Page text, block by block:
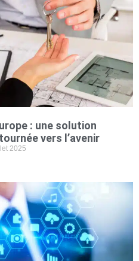
: une solution
vers l’avenir
2025